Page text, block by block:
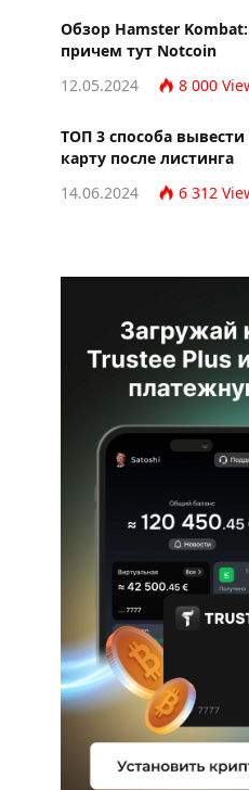
Обзор Hamster
причем тут Notcoin
12.05.2024
8 000
TОП 3 способа
карту после листинга
14.06.2024
6 312